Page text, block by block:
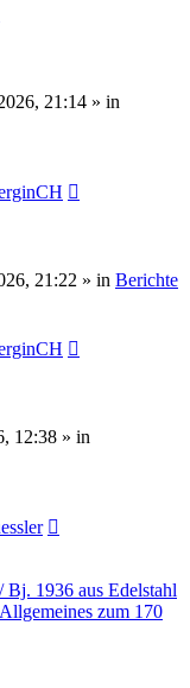
21:14 » in
21:22 » in Berichte
12:38 » in
1936 aus Edelstahl
Allgemeines zum 170